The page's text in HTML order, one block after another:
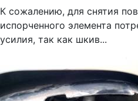
К сожалению, для снятия
испорченного элемента
усилия, так как шкив...